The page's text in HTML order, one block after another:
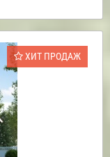
ХИТ ПРОДАЖ